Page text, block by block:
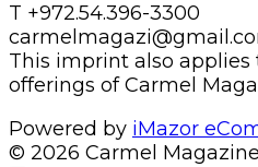
T +972.54.396-3300
This imprint also applies
offerings of Carmel
Powered by iMazor
© 2026 Carmel